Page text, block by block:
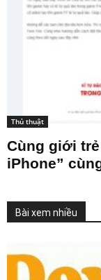
Thủ thuật
Cùng giới
iPhone”
Bài xem nhiều